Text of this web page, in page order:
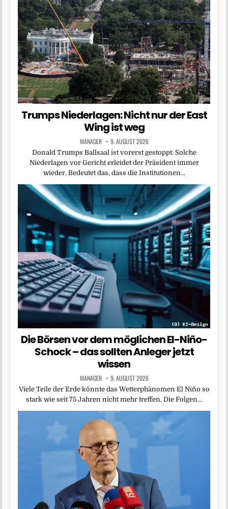
Trumps Niederlagen: Nicht nur der East
Wing ist weg
MANAGER 9. AUGUST 2026
Donald Trumps Ballsaal ist vorerst gestoppt. Solche
Niederlagen vor Gericht erleidet der Präsident immer
wieder. Bedeutet das, dass die Institutionen…
Die Börsen vor dem möglichen El-Niño-
Schock – das sollten Anleger jetzt
wissen
MANAGER 9. AUGUST 2026
Viele Teile der Erde könnte das Wetterphänomen El Niño so
stark wie seit 75 Jahren nicht mehr treffen. Die Folgen…